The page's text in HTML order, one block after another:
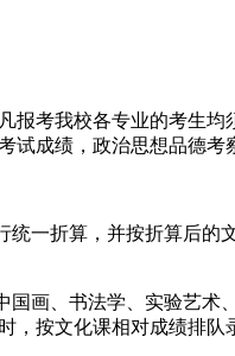
报考我校各专业的考生
试成绩，政治思想品德考
统一折算，并按折算后
国画、书法学、实验艺
，按文化课相对成绩排队